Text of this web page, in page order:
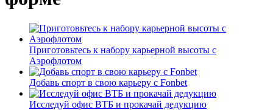
Приготовьтесь к набору карьерной высоты с
Аэрофлотом
Добавь спорт в свою карьеру с Fonbet
Исследуй офис ВТБ и прокачай дедукцию